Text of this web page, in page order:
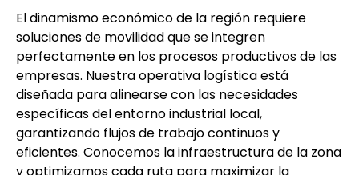
El dinamismo económico de la región requiere
soluciones de movilidad que se integren
perfectamente en los procesos productivos de las
empresas. Nuestra operativa logística está
diseñada para alinearse con las necesidades
específicas del entorno industrial local,
garantizando flujos de trabajo continuos y
eficientes. Conocemos la infraestructura de la zona